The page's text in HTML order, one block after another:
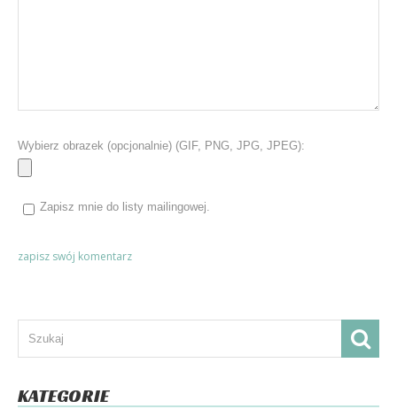
Wybierz obrazek (opcjonalnie) (GIF, PNG, JPG, JPEG):
Zapisz mnie do listy mailingowej.
KATEGORIE